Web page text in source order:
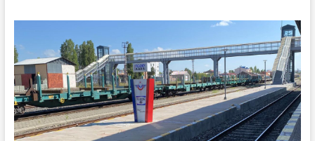
t
i
o
n
ь
я
:
я
: